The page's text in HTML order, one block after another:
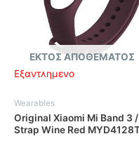
ΕΚΤΌΣ ΑΠΟΘΈΜΑΤΟΣ
Εξαντλημένο
Wearables
Original Xiaomi Mi Band 3
Strap Wine Red